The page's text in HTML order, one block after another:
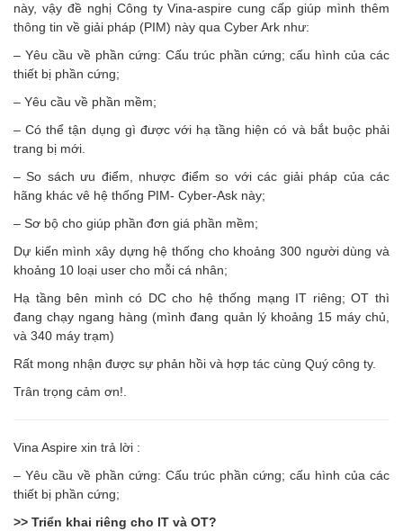
này, vậy đề nghị Công ty Vina-aspire cung cấp giúp mình thêm
thông tin về giải pháp (PIM) này qua Cyber Ark như:
– Yêu cầu về phần cứng: Cấu trúc phần cứng; cấu hình của các
thiết bị phần cứng;
– Yêu cầu về phần mềm;
– Có thể tận dụng gì được với hạ tầng hiện có và bắt buộc phải
trang bị mới.
– So sách ưu điểm, nhược điểm so với các giải pháp của các
hãng khác vê hệ thống PIM- Cyber-Ask này;
– Sơ bộ cho giúp phần đơn giá phần mềm;
Dự kiến mình xây dựng hệ thống cho khoảng 300 người dùng và
khoảng 10 loại user cho mỗi cá nhân;
Hạ tầng bên mình có DC cho hệ thống mạng IT riêng; OT thì
đang chạy ngang hàng (mình đang quản lý khoảng 15 máy chủ,
và 340 máy trạm)
Rất mong nhận được sự phản hồi và hợp tác cùng Quý công ty.
Trân trọng cảm ơn!.
Vina Aspire xin trả lời :
– Yêu cầu về phần cứng: Cấu trúc phần cứng; cấu hình của các
thiết bị phần cứng;
>> Triển khai riêng cho IT và OT?